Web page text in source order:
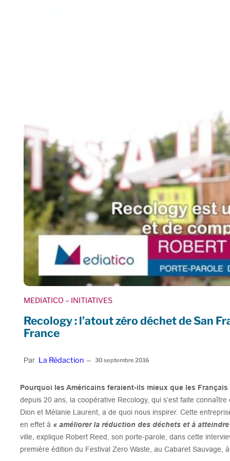
MEDIATICO – INITIATIVES
Recology : l’atout zéro déchet de San
France
Par La Rédaction – 30 septembre 2016
Pourquoi les Américains feraient-ils mieux que les
depuis 20 ans, la coopérative Recology, qui s’est faite
Dion et Mélanie Laurent, a de quoi nous inspirer. Cette
en effet à « améliorer la réduction des déchets et à
ville, explique Robert Reed, son porte-parole, dans cette
première édition du Festival Zero Waste, au Cabaret Sauvage,